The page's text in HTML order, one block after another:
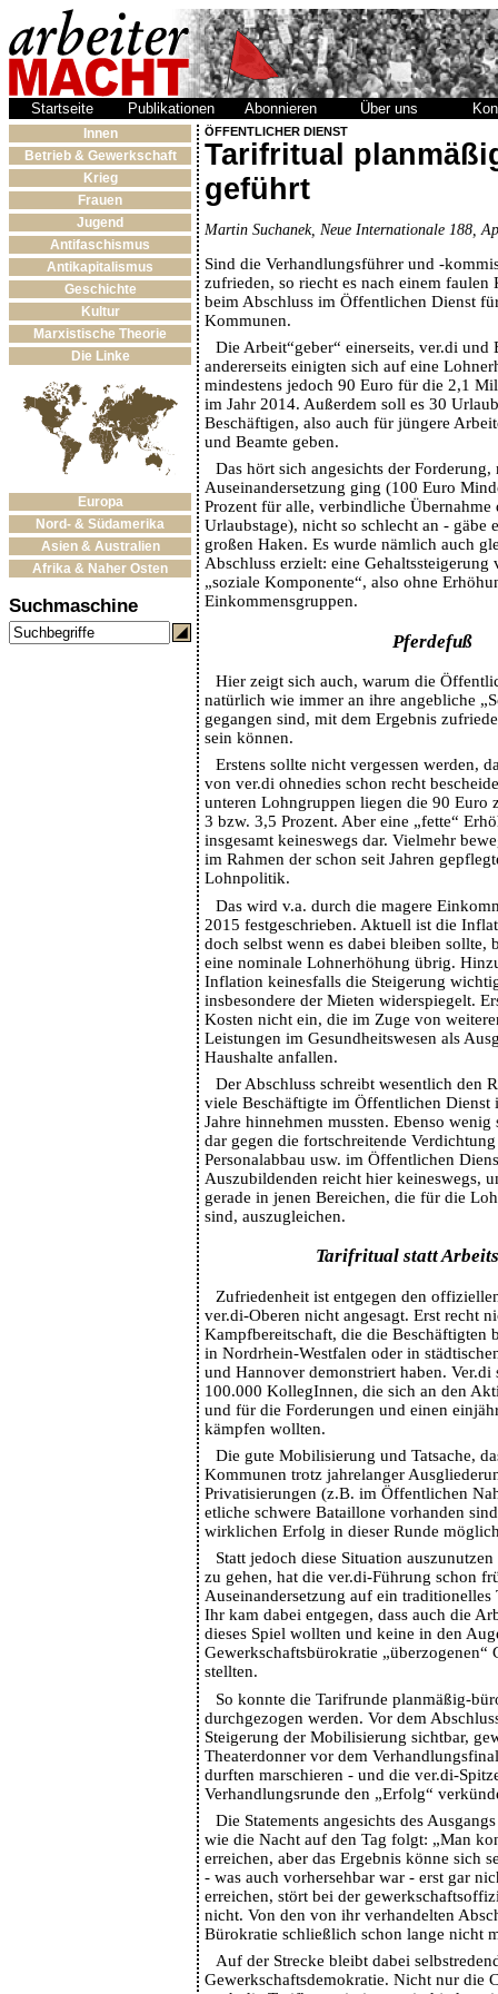
Startseite Publikationen Abonnieren Über uns
Innen
Betrieb & Gewerkschaft
Krieg
Frauen
Jugend
Antifaschismus
Antikapitalismus
Geschichte
Kultur
Marxistische Theorie
Die Linke
Europa
Nord- & Südamerika
Asien & Australien
Afrika & Naher Osten
Suchmaschine
ÖFFENTLICHER DIENST
Tarifritual
geführt
Martin Suchanek, Neue Internationale 188,
Sind die Verhandlungsführer und -
zufrieden, so riecht es nach einem faulen
beim Abschluss im Öffentlichen Dienst
Kommunen.
Die Arbeit“geber“ einerseits, ver.di und
andererseits einigten sich auf eine
mindestens jedoch 90 Euro für die 2,1
im Jahr 2014. Außerdem soll es 30
Beschäftigen, also auch für jüngere
und Beamte geben.
Das hört sich angesichts der
Auseinandersetzung ging (100 Euro
Prozent für alle, verbindliche Übernahme
Urlaubstage), nicht so schlecht an - gäbe
großen Haken. Es wurde nämlich auch
Abschluss erzielt: eine Gehaltssteigerung
„soziale Komponente“, also ohne
Einkommensgruppen.
Pferdefuß
Hier zeigt sich auch, warum die
natürlich wie immer an ihre angebliche
gegangen sind, mit dem Ergebnis
sein können.
Erstens sollte nicht vergessen werden,
von ver.di ohnedies schon recht
unteren Lohngruppen liegen die 90 Euro
3 bzw. 3,5 Prozent. Aber eine „fette“
insgesamt keineswegs dar. Vielmehr
im Rahmen der schon seit Jahren
Lohnpolitik.
Das wird v.a. durch die magere
2015 festgeschrieben. Aktuell ist die
doch selbst wenn es dabei bleiben sollte,
eine nominale Lohnerhöhung übrig.
Inflation keinesfalls die Steigerung
insbesondere der Mieten widerspiegelt.
Kosten nicht ein, die im Zuge von
Leistungen im Gesundheitswesen als
Haushalte anfallen.
Der Abschluss schreibt wesentlich den
viele Beschäftigte im Öffentlichen Dienst
Jahre hinnehmen mussten. Ebenso
dar gegen die fortschreitende
Personalabbau usw. im Öffentlichen
Auszubildenden reicht hier keineswegs,
gerade in jenen Bereichen, die für die
sind, auszugleichen.
Tarifritual statt
Zufriedenheit ist entgegen den
ver.di-Oberen nicht angesagt. Erst recht
Kampfbereitschaft, die die Beschäftigten
in Nordrhein-Westfalen oder in
und Hannover demonstriert haben.
100.000 KollegInnen, die sich an den
und für die Forderungen und einen
kämpfen wollten.
Die gute Mobilisierung und Tatsache,
Kommunen trotz jahrelanger
Privatisierungen (z.B. im Öffentlichen
etliche schwere Bataillone vorhanden
wirklichen Erfolg in dieser Runde
Statt jedoch diese Situation
zu gehen, hat die ver.di-Führung schon
Auseinandersetzung auf ein
Ihr kam dabei entgegen, dass auch die
dieses Spiel wollten und keine in den
Gewerkschaftsbürokratie „überzogenen“
stellten.
So konnte die Tarifrunde planmäßig-
durchgezogen werden. Vor dem
Steigerung der Mobilisierung sichtbar,
Theaterdonner vor dem
durften marschieren - und die ver.di-
Verhandlungsrunde den „Erfolg“
Die Statements angesichts des
wie die Nacht auf den Tag folgt: „Man
erreichen, aber das Ergebnis könne sich
- was auch vorhersehbar war - erst gar
erreichen, stört bei der
nicht. Von den von ihr verhandelten
Bürokratie schließlich schon lange nicht
Auf der Strecke bleibt dabei
Gewerkschaftsdemokratie. Nicht nur die